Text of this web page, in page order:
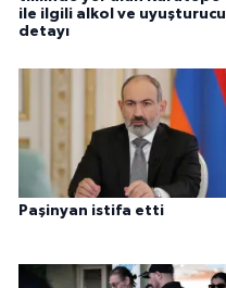
ile ilgili alkol ve uyuşturucu
detayı
Paşinyan istifa etti